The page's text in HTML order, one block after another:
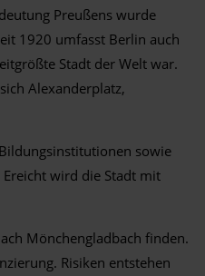
Preußens wurde
1920 umfasst Berlin auch
Stadt der Welt war.
Alexanderplatz,
sowie
wird die Stadt mit
Mönchengladbach finden.
Risiken entstehen